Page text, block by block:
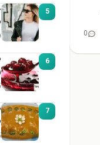
0
5
6
7